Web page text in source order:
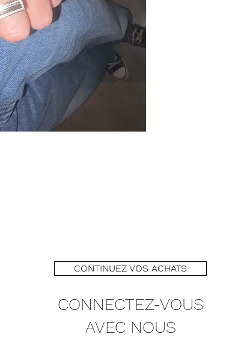
CONTINUEZ VOS ACHATS
CONNECTEZ-VOUS
AVEC NOUS